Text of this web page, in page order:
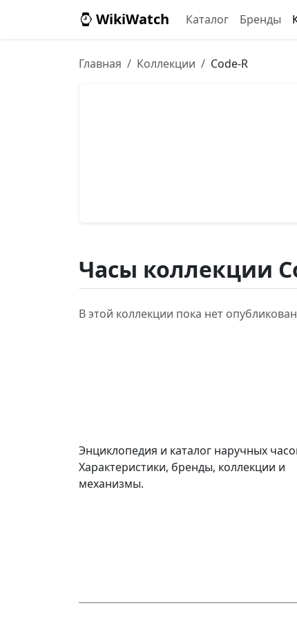
WikiWatch Каталог Бренды
Главная Коллекции Code-R
Часы коллекции
В этой коллекции пока нет
Энциклопедия и каталог наручных
Характеристики, бренды, коллекции и
механизмы.